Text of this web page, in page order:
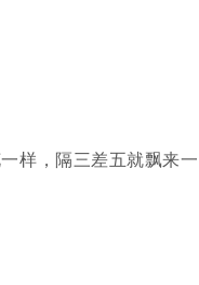
样，隔三差五就飘来一